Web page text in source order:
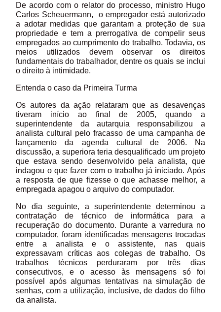
De acordo com o relator do processo, ministro Hugo
Carlos Scheuermann, o empregador está autorizado
a adotar medidas que garantam a proteção de sua
propriedade e tem a prerrogativa de compelir seus
empregados ao cumprimento do trabalho. Todavia, os
meios utilizados devem observar os direitos
fundamentais do trabalhador, dentre os quais se inclui
o direito à intimidade.
Entenda o caso da Primeira Turma
Os autores da ação relataram que as desavenças
tiveram início ao final de 2005, quando a
superintendente da autarquia responsabilizou a
analista cultural pelo fracasso de uma campanha de
lançamento da agenda cultural de 2006. Na
discussão, a superiora teria desqualificado um projeto
que estava sendo desenvolvido pela analista, que
indagou o que fazer com o trabalho já iniciado. Após
a resposta de que fizesse o que achasse melhor, a
empregada apagou o arquivo do computador.
No dia seguinte, a superintendente determinou a
contratação de técnico de informática para a
recuperação do documento. Durante a varredura no
computador, foram identificadas mensagens trocadas
entre a analista e o assistente, nas quais
expressavam críticas aos colegas de trabalho. Os
trabalhos técnicos perduraram por três dias
consecutivos, e o acesso às mensagens só foi
possível após algumas tentativas na simulação de
senhas, com a utilização, inclusive, de dados do filho
da analista.